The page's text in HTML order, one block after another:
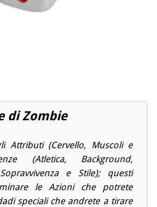
di Zombie
Attributi (Cervello, Muscoli e
(Atletica, Background,
e Stile); questi
le Azioni che potrete
speciali che andrete a tirare